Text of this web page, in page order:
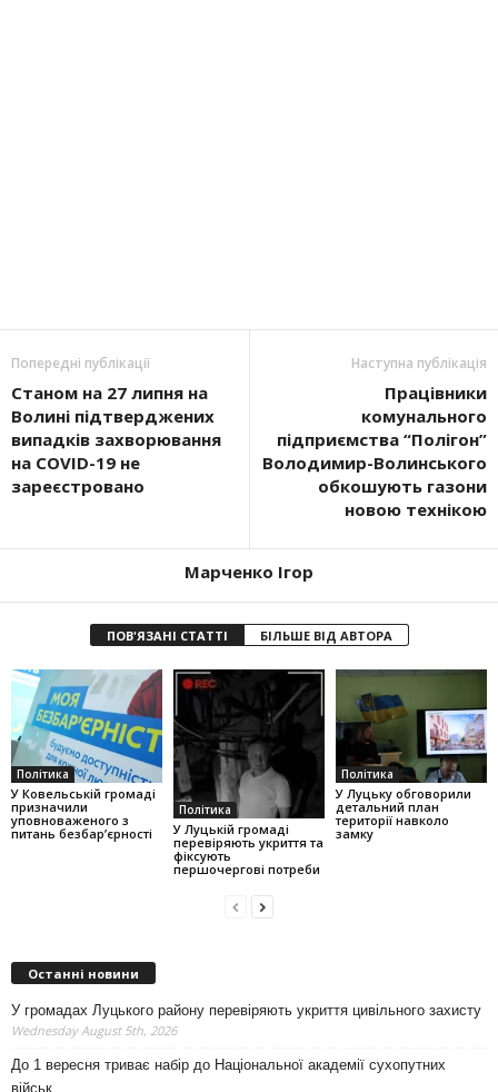
Попередні публікації
Станом на 27 липня на
Волині підтверджених
випадків захворювання
на COVID-19 не
зареєстровано
Наступна публікація
Працівники
комунального
підприємства “Полігон”
Володимир-Волинського
обкошують газони
новою технікою
Марченко Ігор
ПОВ'ЯЗАНІ СТАТТІ БІЛЬШЕ ВІД АВТОРА
Політика
У Ковельській громаді
призначили
уповноваженого з
питань безбар’єрності
Політика
У Луцькій громаді
перевіряють укриття та
фіксують
першочергові потреби
Політика
У Луцьку обговорили
детальний план
території навколо
замку
Останні новини
У громадах Луцького району перевіряють укриття цивільного захисту
Wednesday August 5th, 2026
До 1 вересня триває набір до Національної академії сухопутних
військ